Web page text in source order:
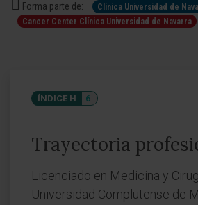
Forma parte de:
Clínica Universidad de
Cancer Center Clínica Universidad de Navarra
ÍNDICE H 6
Trayectoria
Licenciado en Medicina y
Universidad Complutense de